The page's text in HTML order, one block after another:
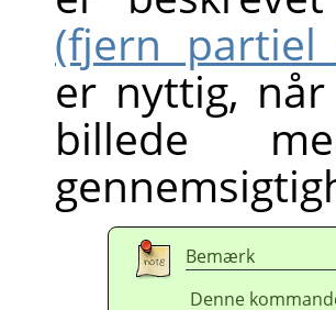
(fjern partiel
er nyttig,
billede
Bemærk
Denne